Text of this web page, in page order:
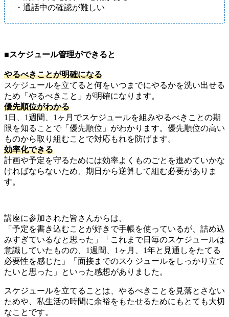
・通話中の確認が難しい
■スケジュール管理ができると
やるべきことが明確になる
スケジュールを立てると何をいつまでにやるかを洗い出せる
ため「やるべきこと」が明確になります。
優先順位がわかる
1日、1週間、1ヶ月でスケジュールを組みやるべきことの期
限を知ることで「優先順位」がわかります。優先順位の高い
ものから取り組むことで対応もれを防げます。
効率化できる
計画や予定を守るためには効率よくものごとを進めていかな
ければならないため、期日から逆算して組む必要がありま
す。
講座に参加された皆さんからは、
「予定を書き込むことが好きで手帳を使っているが、詰め込
みすぎているなと思った」「これまで日毎のスケジュールは
意識していたものの、1週間、1ヶ月、1年と見通しをたてる
必要性を感じた」「面接までのスケジュールをしっかり立て
たいと思った」といった感想がありました。
スケジュールを立てることは、やるべきことを見落とさない
ためや、私生活の時間に余裕をもたせるためにもとても大切
なことです。